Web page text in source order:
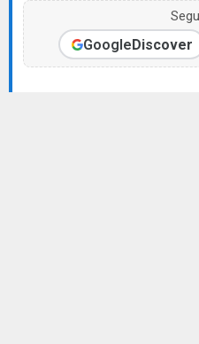
GoogleDiscover